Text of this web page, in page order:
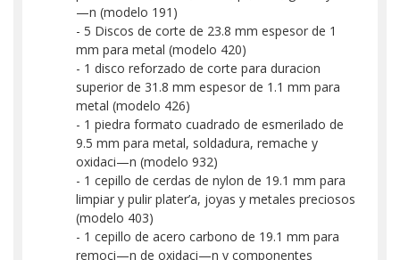
—n (modelo 191)
- 5 Discos de corte de 23.8 mm espesor de 1
mm para metal (modelo 420)
- 1 disco reforzado de corte para duracion
superior de 31.8 mm espesor de 1.1 mm para
metal (modelo 426)
- 1 piedra formato cuadrado de esmerilado de
9.5 mm para metal, soldadura, remache y
oxidaci—n (modelo 932)
- 1 cepillo de cerdas de nylon de 19.1 mm para
limpiar y pulir plater’a, joyas y metales preciosos
(modelo 403)
- 1 cepillo de acero carbono de 19.1 mm para
remoci—n de oxidaci—n y componentes